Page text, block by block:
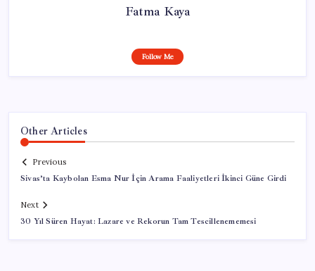
Fatma Kaya
Follow Me
Other Articles
Previous
Sivas’ta Kaybolan Esma Nur İçin Arama Faaliyetleri İkinci Güne Girdi
Next
30 Yıl Süren Hayat: Lazare ve Rekorun Tam Tescillenememesi